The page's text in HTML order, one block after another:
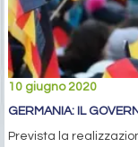
10 giugno 2020
GERMANIA: IL
Prevista la